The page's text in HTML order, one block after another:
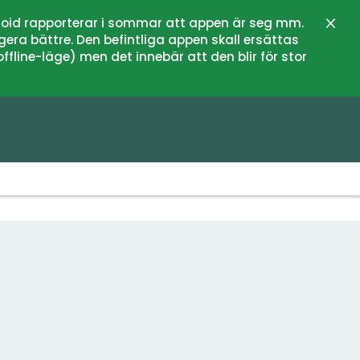
rapporterar i sommar att appen är seg mm.
bättre. Den befintliga appen skall ersättas
läge) men det innebär att den blir för stor